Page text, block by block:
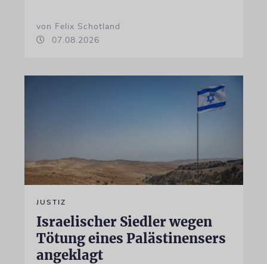
von Felix Schotland
07.08.2026
JUSTIZ
Israelischer Siedler wegen
Tötung eines Palästinensers
angeklagt